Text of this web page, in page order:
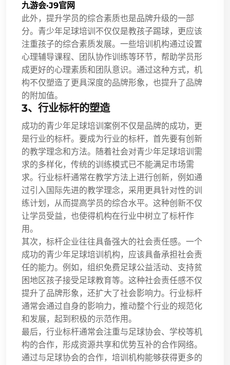
九游会·J9官网
此外，提升学员的综合素质也是品牌升级的一部
分。青少年足球培训不仅仅是教孩子踢球，更应该
注重孩子的综合素质发展。一些培训机构通过设置
心理辅导课程、团队协作训练等环节，帮助学员形
成更好的心理素质和团队意识。通过这种方式，机
构不仅塑造了更具深度的品牌形象，也提升了品牌
的附加值。
3、行业标杆的塑造
成功的青少年足球培训案例不仅是品牌的成功，更
是行业的标杆。要成为行业的标杆，首先要有创新
的教学理念和方法。随着社会对青少年足球培训需
求的多样化，传统的训练模式已不能满足市场需
求。行业标杆通常在教学方法上进行创新，例如通
过引入国际先进的教学理念，采用更具针对性的训
练计划，从而提高学员的综合水平。这种创新不仅
让学员受益，也使得机构在行业中树立了标杆作
用。
其次，标杆企业往往具备强大的社会责任感。一个
成功的青少年足球培训机构，应该具备承担社会责
任的能力。例如，组织免费足球公益活动、支持贫
困地区孩子接受足球教育等。这种社会责任感不仅
提升了品牌形象，还扩大了社会影响力。行业标杆
通常会通过自身的影响力，推动整个行业的规范化
和发展，起到积极的示范作用。
最后，行业标杆通常会注重与足球协会、学校等机
构的合作，形成资源共享和优势互补的合作网络。
通过与足球协会的合作，培训机构能够获得更多的